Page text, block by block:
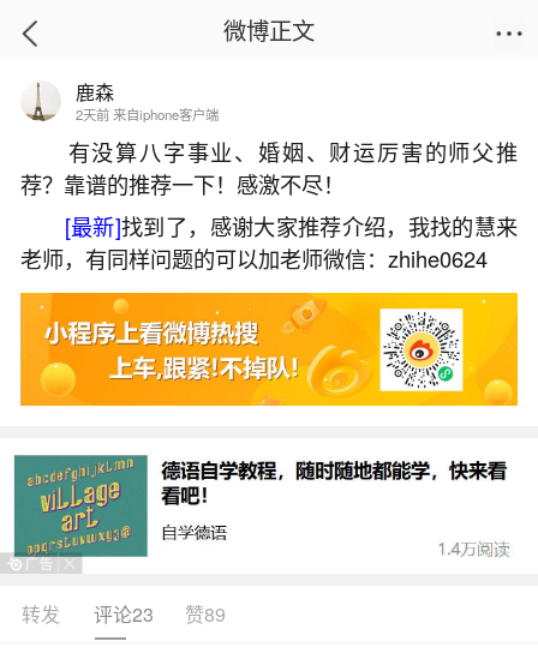
首页
1998八月十五是几号？
2026-07-04 12:57:06 2 9 赞
生活中像1998八月十五是几号？都是很常见的
问题，但是小问题不注意可能会引起大麻烦，下面
就这个问题给大家做一些解读：
1、1998年农历八月十五出生是什么星座
【公历】：1998年10月5日星期一【农历】：
戊寅年八月十五【生肖】：虎【星座】：天秤座水
瓶座（01月20日─02月18日）双鱼座（02月19日
微博正文
鹿森
2天前 来自iphone客户端
有没算八字事业、婚姻、财运厉害的师父推
荐？靠谱的推荐一下！感激不尽！
[最新]找到了，感谢大家推荐介绍，我找的慧来
老师，有同样问题的可以加老师微信：zhihe0624
转发 评论23 赞89